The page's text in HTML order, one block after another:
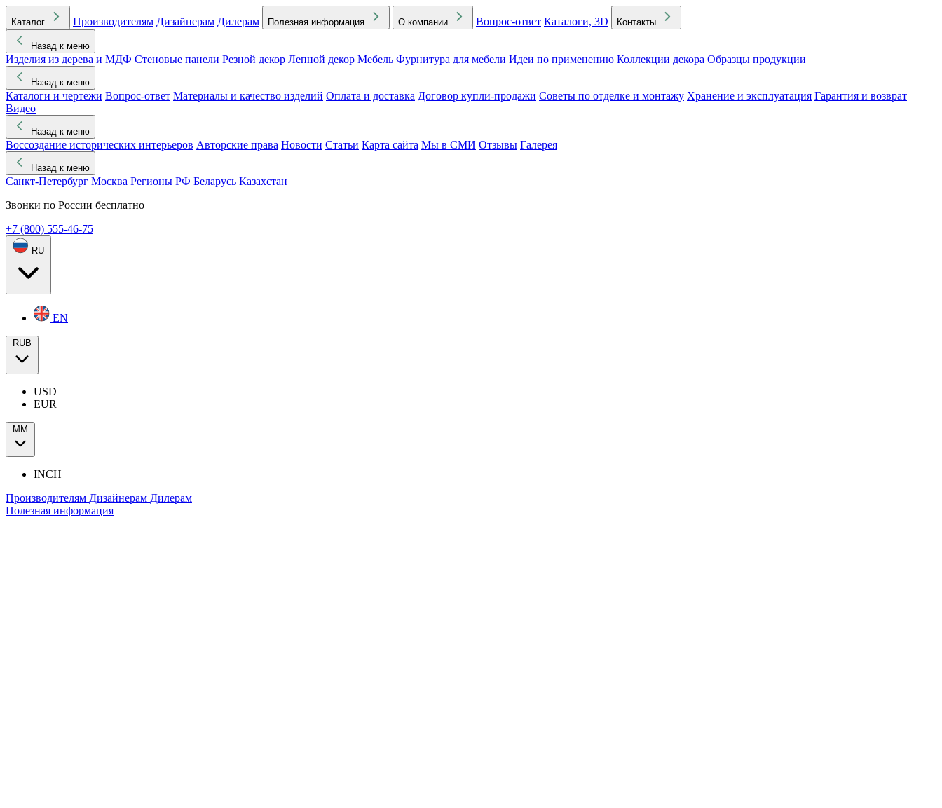
Каталог Производителям Дизайнерам Дилерам Полезная информация О компании Вопрос-ответ Каталоги, 3D Контакты
Назад к меню
Изделия из дерева и МДФ Стеновые панели Резной декор Лепной декор Мебель Фурнитура для мебели Идеи по применению Коллекции декора Образцы продукции
Назад к меню
Каталоги и чертежи Вопрос-ответ Материалы и качество изделий Оплата и доставка Договор купли-продажи Советы по отделке и монтажу Хранение и эксплуатация Гарантия и возврат
Видео
Назад к меню
Воссоздание исторических интерьеров Авторские права Новости Статьи Карта сайта Мы в СМИ Отзывы Галерея
Назад к меню
Санкт-Петербург Москва Регионы РФ Беларусь Казахстан
Звонки по России бесплатно
+7 (800) 555-46-75
RU
EN
RUB
USD
EUR
ММ
INCH
Производителям Дизайнерам Дилерам
Полезная информация